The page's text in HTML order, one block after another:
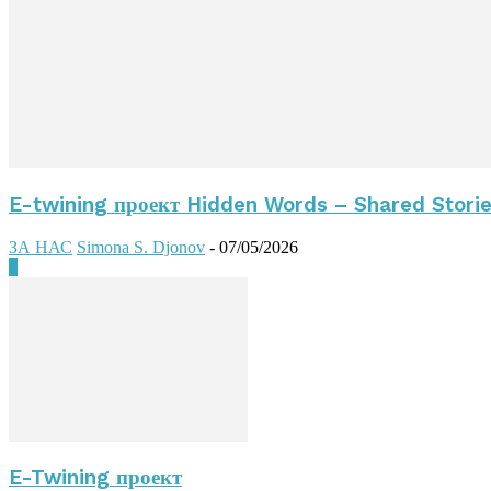
E-twining проект Hidden Words – Shared
ЗА НАС Simona S. Djonov - 07/05/2026
E-Twining проект